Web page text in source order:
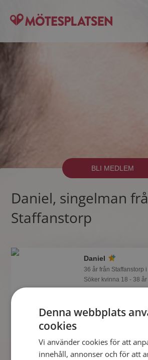
BLI MEDLEM
Daniel, singelman
Staffanstorp
Daniel
36 år från Staffanstorp
Söker kvinna 18 - 38 år
göra på kvällarna.
Denna webbplats
cookies
Vi använder cookies för att
innehåll, annonser och för att